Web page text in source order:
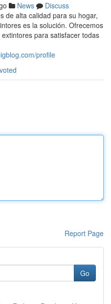
News
Discuss
de alta calidad para su hogar,
es la solución. Ofrecemos
para satisfacer todas
profile
Report Page
Go